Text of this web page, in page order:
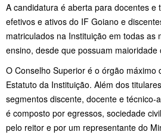
A candidatura é aberta para docentes e
efetivos e ativos do IF Goiano e
matriculados na Instituição em todas as
ensino, desde que possuam maioridade
O Conselho Superior é o órgão máximo
Estatuto da Instituição. Além dos
segmentos discente, docente e técnico-
é composto por egressos, sociedade
pelo reitor e por um representante do